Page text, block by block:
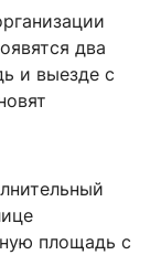
два
и выезде с
площадь с